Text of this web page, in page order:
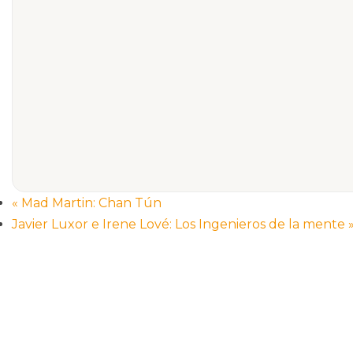
« Mad Martin: Chan Tún
Javier Luxor e Irene Lové: Los Ingenieros de la mente